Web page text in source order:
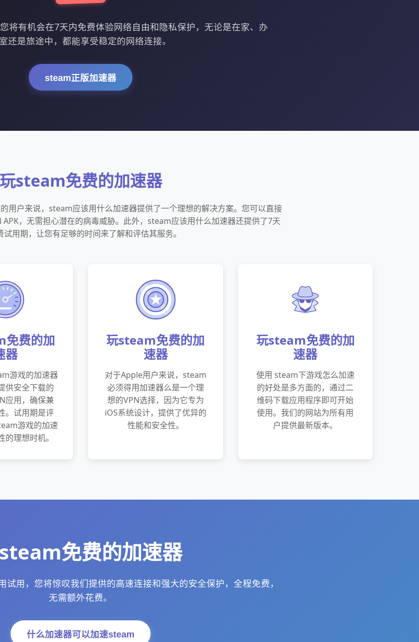
将有机会在7天内免费体验网络自由和隐私保护，无论是在家、办
还是旅途中，都能享受稳定的网络连接。
steam正版加速器
玩steam免费的加速器
用户来说，steam应该用什么加速器提供了一个理想的解决方案。您可以直接
，无需担心潜在的病毒威胁。此外，steam应该用什么加速器还提供了7天
试用期，让您有足够的时间来了解和评估其服务。
免费的加
器
游戏的加速器
供安全下载的
应用，确保兼
。试用期是评
游戏的加速
的理想时机。
玩steam免费的加
速器
对于Apple用户来说，steam
必须得用加速器么是一个理
想的VPN选择，因为它专为
iOS系统设计，提供了优异的
性能和安全性。
玩steam免费的加
速器
使用 steam下游戏怎么加速
的好处是多方面的，通过二
维码下载应用程序即可开始
使用。我们的网站为所有用
户提供最新版本。
免费的加速器
用，您将惊叹我们提供的高速连接和强大的安全保护，全程免费，
无需额外花费。
什么加速器可以加速steam